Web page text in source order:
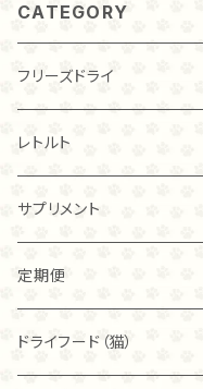
CATEGORY
フリーズドライ
チキン
20ｇ
40ｇ
トライプ（ビーフ）
40ｇ
80ｇ
カンガルー
40ｇ
レトルト
チキン
トライプ（ビーフ）
フィッシュ
サプリメント
定期便
フリーズドライ
ドライフード（猫）